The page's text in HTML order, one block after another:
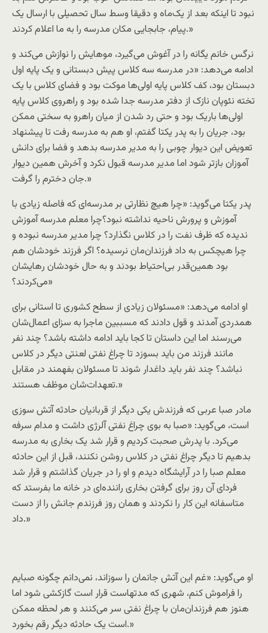
نبود تا اینکه بعد از یک‌ماه و دقیقا وسط سال تحصیلی با ارسال یک
پیام، جابجایی مکان مدرسه را به ما اعلام کردند.»
نرگس خانم یگانه را در آغوش می‌گیرد، موهایش را نوازش می‌کند و
ادامه می‌دهد: «در مدرسه سه کلاس پیش دبستانی و یک پایه اول
دبستان بود، کف کلاس پایه اولی‌ها موکت بود و فضای کلاس با یک
تخته نئوپان نازک از دفتر مدرسه جدا شده بود و راهروی کلاس پایه
اولی‌ها باریک بود و حتی رد شدن از میان راهرو به سختی ممکن
بود، جریان را به پدر یکتا گفتم، او هم به مدرسه رفت تا پیشنهاد
تعویض این دیوار چوبی را به مدیر مدرسه بدهد و فضا برای دانش
آموزان بازتر شود اما مدیر مدرسه قبول نکرد و آخرش همین دیوار
جان دخترم را گرفت.»
پدر یکتا می‌گوید: «چرا هیچ نظارتی بر مدرسه‌ای که فاصله زیادی با
آموزش و پرورش ناحیه نداشته نبود؟چرا معلم مدرسه آموزش
ندیده که ظرف نفت را در کلاس نگذارد؟ چرا مدیر مدرسه نبوده و
چرا هیچکس به داد فرزندان‌مان نرسیده؟ اگر فرزند خودشان هم
بود همین‌قدر بی‌احتیاط بودند و به حال خودشان رهایشان
می‌کردند؟»
او ادامه می‌دهد: «مسئولان زیادی از سطح کشوری تا استانی برای
همدردی آمدند و قول دادند که مسببین ماجرا به سزای اعمال‌شان
می‌رسند اما این داستان تا کجا باید ادامه داشته باشد؟ چند نفر
مانند فرزند من باید بسوزد تا چراغ نفتی لعنتی دیگر در کلاس
نباشد؟ چند نفر باید داغدار شوند تا مسئولان بفهمند در مقابل
تعهدات‌شان موظف هستند.»
مادر صبا عربی که فرزندش یکی دیگر از قربانیان حادثه آتش سوزی
است، می‌گوید: «صبا به بوی چراغ نفتی آلرژی داشت و مدام سرفه
می‌کرد. با پدرش صحبت کردیم و قرار شد یک بخاری به مدرسه
بدهیم تا دیگر چراغ نفتی در کلاس روشن نکنند، قبل از این حادثه
معلم صبا را در آرایشگاه دیدم و او را در جریان گذاشتم و قرار شد
فردای آن روز برای گرفتن بخاری راننده‌ای در خانه ما بفرستد که
متاسفانه این کار را نکردند و همان روز فرزندم جانش را از دست
داد.»‌
او می‌گوید: «غم این آتش جانمان را سوزاند، نمی‌دانم چگونه صبایم
را فراموش کنم، شهری که مدتهاست قرار است گازکشی شود اما
هنوز هم فرزندان‌مان با چراغ نفتی سر می‌کنند و هر لحظه ‌ممکن
است یک حادثه دیگر رقم بخورد.»